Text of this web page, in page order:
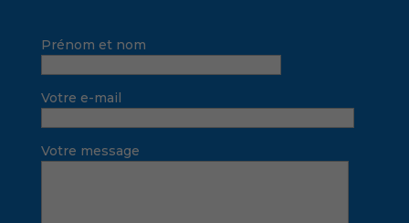
Prénom et nom
Votre e-mail
Votre message